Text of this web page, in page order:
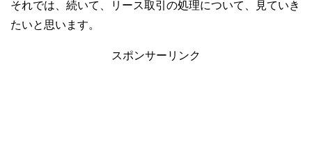
それでは、続いて、リース取引の処理について、見ていき
たいと思います。
スポンサーリンク